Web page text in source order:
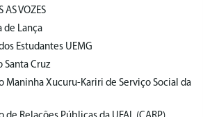
AS VOZES
de Lança
Estudantes UEMG
Santa Cruz
Maninha Xucuru-Kariri de Serviço Social da